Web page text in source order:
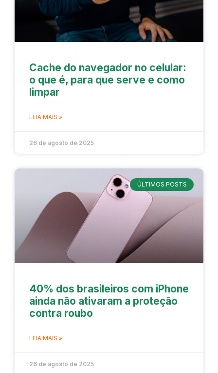
Cache do navegador no celular:
o que é, para que serve e como
limpar
LEIA MAIS »
26 de agosto de 2025
ÚLTIMOS POSTS
40% dos brasileiros com iPhone
ainda não ativaram a proteção
contra roubo
LEIA MAIS »
26 de agosto de 2025